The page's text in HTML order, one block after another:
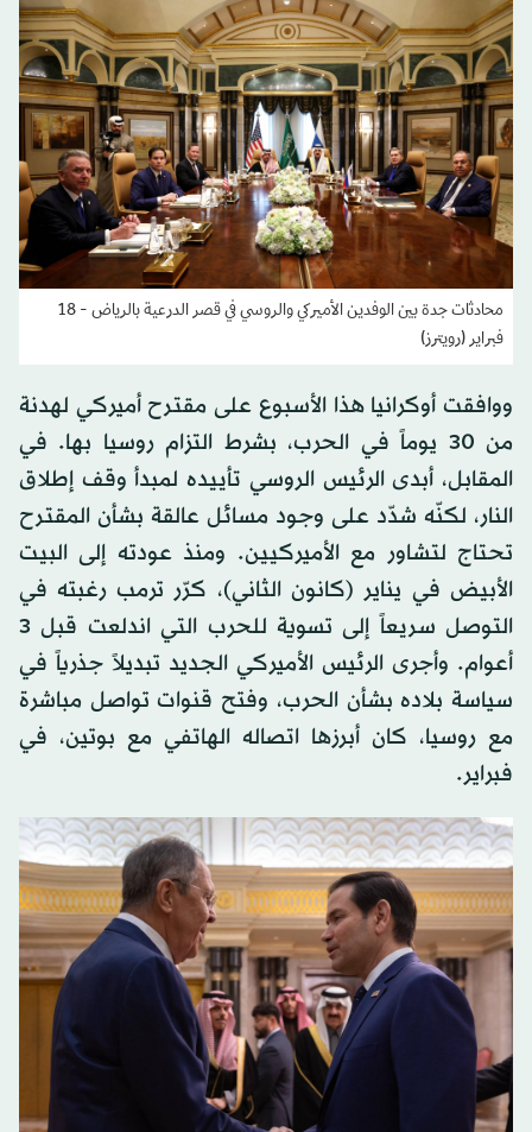
محادثات جدة بين الوفدين الأميركي والروسي في قصر الدرعية بالرياض - 18
فبراير (رويترز)
ووافقت أوكرانيا هذا الأسبوع على مقترح أميركي لهدنة
من 30 يوماً في الحرب، بشرط التزام روسيا بها. في
المقابل، أبدى الرئيس الروسي تأييده لمبدأ وقف إطلاق
النار، لكنّه شدّد على وجود مسائل عالقة بشأن المقترح
تحتاج لتشاور مع الأميركيين. ومنذ عودته إلى البيت
الأبيض في يناير (كانون الثاني)، كرّر ترمب رغبته في
التوصل سريعاً إلى تسوية للحرب التي اندلعت قبل 3
أعوام. وأجرى الرئيس الأميركي الجديد تبديلاً جذرياً في
سياسة بلاده بشأن الحرب، وفتح قنوات تواصل مباشرة
مع روسيا، كان أبرزها اتصاله الهاتفي مع بوتين، في
فبراير.